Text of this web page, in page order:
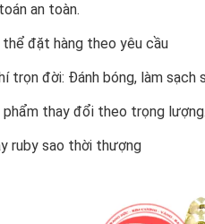
an toàn.
thể đặt hàng theo yêu cầu
trọn đời: Đánh bóng, làm sạch
phẩm thay đổi theo trọng
ruby sao thời thượng